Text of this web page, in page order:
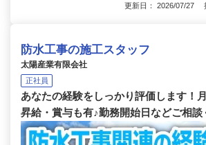
更新日： 2026/07/27
防水工事の施工スタッフ
太陽産業有限会社
正社員
あなたの経験をしっかり評価します！
昇給・賞与も有♪勤務開始日などご相談